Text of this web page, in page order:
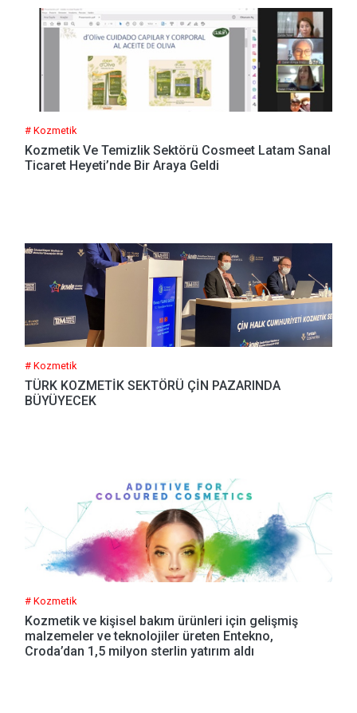
# Kozmetik
Kozmetik Ve Temizlik Sektörü Cosmeet Latam Sanal
Ticaret Heyeti’nde Bir Araya Geldi
# Kozmetik
TÜRK KOZMETİK SEKTÖRÜ ÇİN PAZARINDA
BÜYÜYECEK
# Kozmetik
Kozmetik ve kişisel bakım ürünleri için gelişmiş
malzemeler ve teknolojiler üreten Entekno,
Croda’dan 1,5 milyon sterlin yatırım aldı